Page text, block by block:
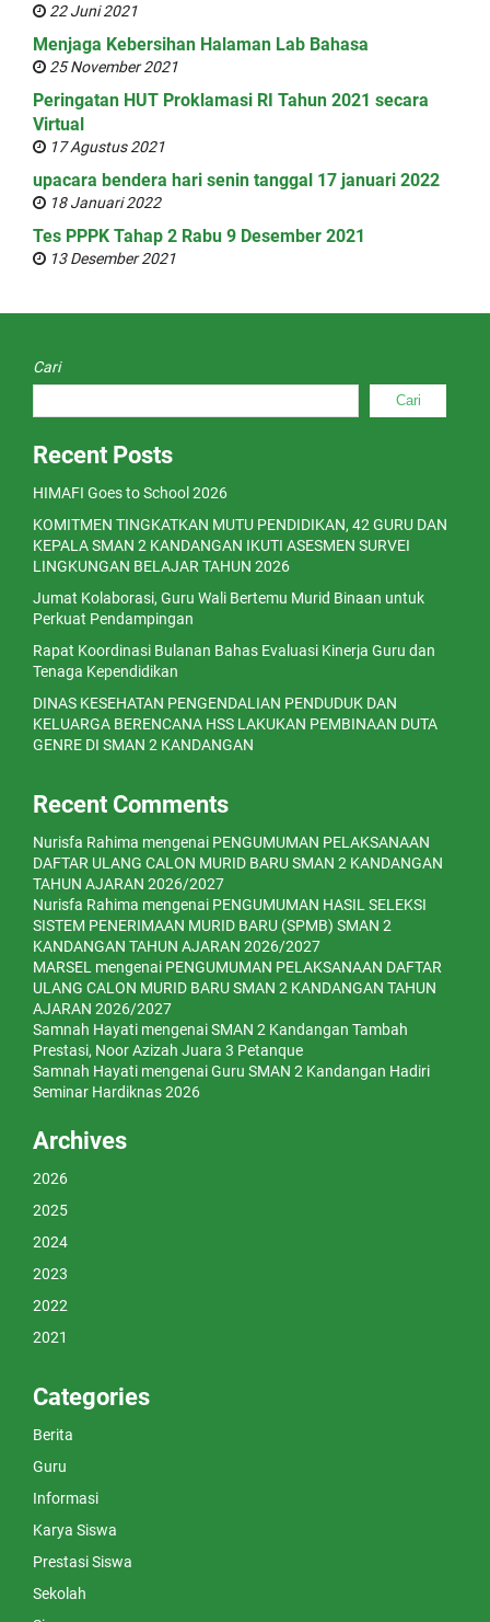
22 Juni 2021
Menjaga Kebersihan Halaman Lab Bahasa
25 November 2021
Peringatan HUT Proklamasi RI Tahun 2021 secara
Virtual
17 Agustus 2021
upacara bendera hari senin tanggal 17 januari 2022
18 Januari 2022
Tes PPPK Tahap 2 Rabu 9 Desember 2021
13 Desember 2021
Cari
Cari
Recent Posts
HIMAFI Goes to School 2026
KOMITMEN TINGKATKAN MUTU PENDIDIKAN, 42 GURU DAN
KEPALA SMAN 2 KANDANGAN IKUTI ASESMEN SURVEI
LINGKUNGAN BELAJAR TAHUN 2026
Jumat Kolaborasi, Guru Wali Bertemu Murid Binaan untuk
Perkuat Pendampingan
Rapat Koordinasi Bulanan Bahas Evaluasi Kinerja Guru dan
Tenaga Kependidikan
DINAS KESEHATAN PENGENDALIAN PENDUDUK DAN
KELUARGA BERENCANA HSS LAKUKAN PEMBINAAN DUTA
GENRE DI SMAN 2 KANDANGAN
Recent Comments
Nurisfa Rahima mengenai PENGUMUMAN PELAKSANAAN
DAFTAR ULANG CALON MURID BARU SMAN 2 KANDANGAN
TAHUN AJARAN 2026/2027
Nurisfa Rahima mengenai PENGUMUMAN HASIL SELEKSI
SISTEM PENERIMAAN MURID BARU (SPMB) SMAN 2
KANDANGAN TAHUN AJARAN 2026/2027
MARSEL mengenai PENGUMUMAN PELAKSANAAN DAFTAR
ULANG CALON MURID BARU SMAN 2 KANDANGAN TAHUN
AJARAN 2026/2027
Samnah Hayati mengenaiSMAN 2 Kandangan Tambah
Prestasi, Noor Azizah Juara 3 Petanque
Samnah Hayati mengenaiGuru SMAN 2 Kandangan Hadiri
Seminar Hardiknas 2026
Archives
2026
2025
2024
2023
2022
2021
Categories
Berita
Guru
Informasi
Karya Siswa
Prestasi Siswa
Sekolah